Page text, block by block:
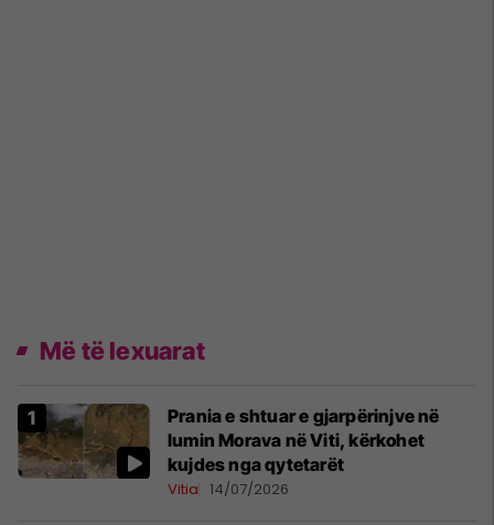
Më të lexuarat
Prania e shtuar e gjarpërinjve në
lumin Morava në Viti, kërkohet
kujdes nga qytetarët
Vitia 14/07/2026